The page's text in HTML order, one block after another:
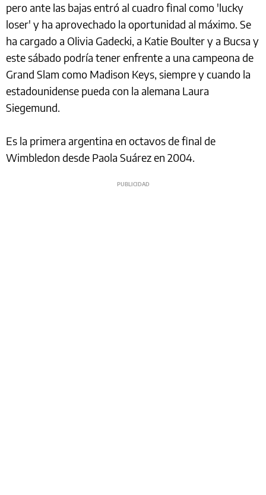
pero ante las bajas entró al cuadro final como 'lucky
loser' y ha aprovechado la oportunidad al máximo. Se
ha cargado a Olivia Gadecki, a Katie Boulter y a Bucsa y
este sábado podría tener enfrente a una campeona de
Grand Slam como Madison Keys, siempre y cuando la
estadounidense pueda con la alemana Laura
Siegemund.
Es la primera argentina en octavos de final de
Wimbledon desde Paola Suárez en 2004.